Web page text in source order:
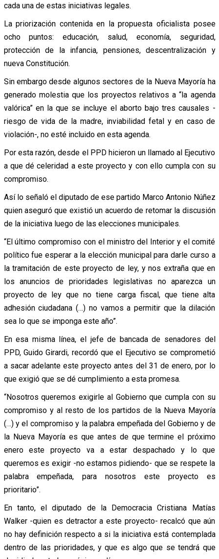
cada una de estas iniciativas legales.
La priorización contenida en la propuesta oficialista posee
ocho puntos: educación, salud, economía, seguridad,
protección de la infancia, pensiones, descentralización y
nueva Constitución.
Sin embargo desde algunos sectores de la Nueva Mayoría ha
generado molestia que los proyectos relativos a “la agenda
valórica” en la que se incluye el aborto bajo tres causales -
riesgo de vida de la madre, inviabilidad fetal y en caso de
violación-, no esté incluido en esta agenda.
Por esta razón, desde el PPD hicieron un llamado al Ejecutivo
a que dé celeridad a este proyecto y con ello cumpla con su
compromiso.
Así lo señaló el diputado de ese partido Marco Antonio Núñez
quien aseguró que existió un acuerdo de retomar la discusión
de la iniciativa luego de las elecciones municipales.
“El último compromiso con el ministro del Interior y el comité
político fue esperar a la elección municipal para darle curso a
la tramitación de este proyecto de ley, y nos extraña que en
los anuncios de prioridades legislativas no aparezca un
proyecto de ley que no tiene carga fiscal, que tiene alta
adhesión ciudadana (…) no vamos a permitir que la dilación
sea lo que se imponga este año”.
En esa misma línea, el jefe de bancada de senadores del
PPD, Guido Girardi, recordó que el Ejecutivo se comprometió
a sacar adelante este proyecto antes del 31 de enero, por lo
que exigió que se dé cumplimiento a esta promesa.
“Nosotros queremos exigirle al Gobierno que cumpla con su
compromiso y al resto de los partidos de la Nueva Mayoría
(…) y el compromiso y la palabra empeñada del Gobierno y de
la Nueva Mayoría es que antes de que termine el próximo
enero este proyecto va a estar despachado y lo que
queremos es exigir -no estamos pidiendo- que se respete la
palabra empeñada, para nosotros este proyecto es
prioritario”.
En tanto, el diputado de la Democracia Cristiana Matías
Walker -quien es detractor a este proyecto- recalcó que aún
no hay definición respecto a si la iniciativa está contemplada
dentro de las prioridades, y que es algo que se tendrá que